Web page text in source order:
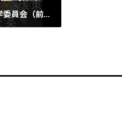
2020年6月2日 参議院文教科学委員会（前半 日本人学校への支援／著作権法改正案）